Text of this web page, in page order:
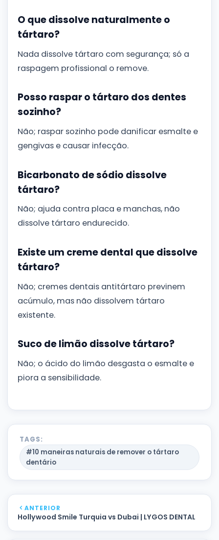
O que dissolve naturalmente o
tártaro?
Nada dissolve tártaro com segurança; só a
raspagem profissional o remove.
Posso raspar o tártaro dos dentes
sozinho?
Não; raspar sozinho pode danificar esmalte e
gengivas e causar infecção.
Bicarbonato de sódio dissolve
tártaro?
Não; ajuda contra placa e manchas, não
dissolve tártaro endurecido.
Existe um creme dental que dissolve
tártaro?
Não; cremes dentais antitártaro previnem
acúmulo, mas não dissolvem tártaro
existente.
Suco de limão dissolve tártaro?
Não; o ácido do limão desgasta o esmalte e
piora a sensibilidade.
TAGS:
#10 maneiras naturais de remover o tártaro
dentário
ANTERIOR
Hollywood Smile Turquia vs Dubai | LYGOS DENTAL